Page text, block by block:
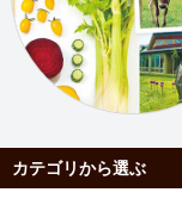
カテゴリから選ぶ